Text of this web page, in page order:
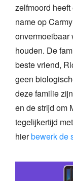
zelfmoord
name op
onvermoeibaar
houden. De
beste vriend,
geen
deze familie
en de strijd om
tegelijkertijd
hierbewerk de